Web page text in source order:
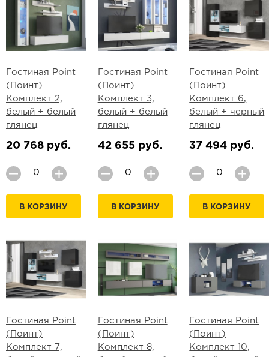
Гостиная Point
(Поинт)
Комплект 2,
белый + белый
глянец
20 768 руб.
В КОРЗИНУ
Гостиная Point
(Поинт)
Комплект 3,
белый + белый
глянец
42 655 руб.
В КОРЗИНУ
Гостиная Point
(Поинт)
Комплект 6,
белый + черный
глянец
37 494 руб.
В КОРЗИНУ
Гостиная Point
(Поинт)
Комплект 7,
Гостиная Point
(Поинт)
Комплект 8,
Гостиная Point
(Поинт)
Комплект 10,